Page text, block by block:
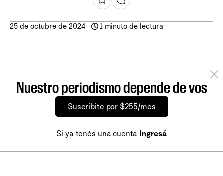
25 de octubre de 2024 - 1 minuto de lectura
Nuestro periodismo depende de vos
Suscribite por $255/mes
Si ya tenés una cuenta Ingresá